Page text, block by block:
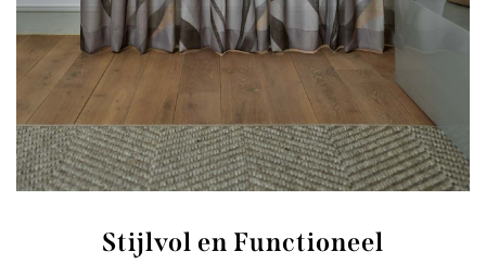
Stijlvol en Functioneel